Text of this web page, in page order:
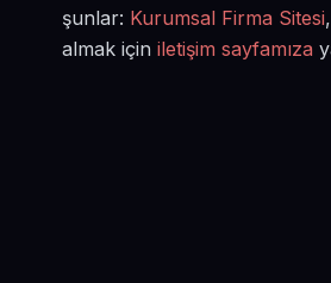
şunlar: Kurumsal Firma Sitesi,
almak için iletişim sayfamıza